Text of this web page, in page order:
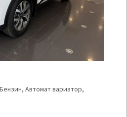
Автомат вариатор,